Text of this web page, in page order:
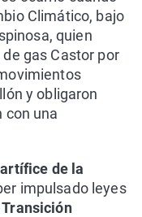
Climático, bajo
quien
gas Castor por
y obligaron
con una
artífice de la
impulsado leyes